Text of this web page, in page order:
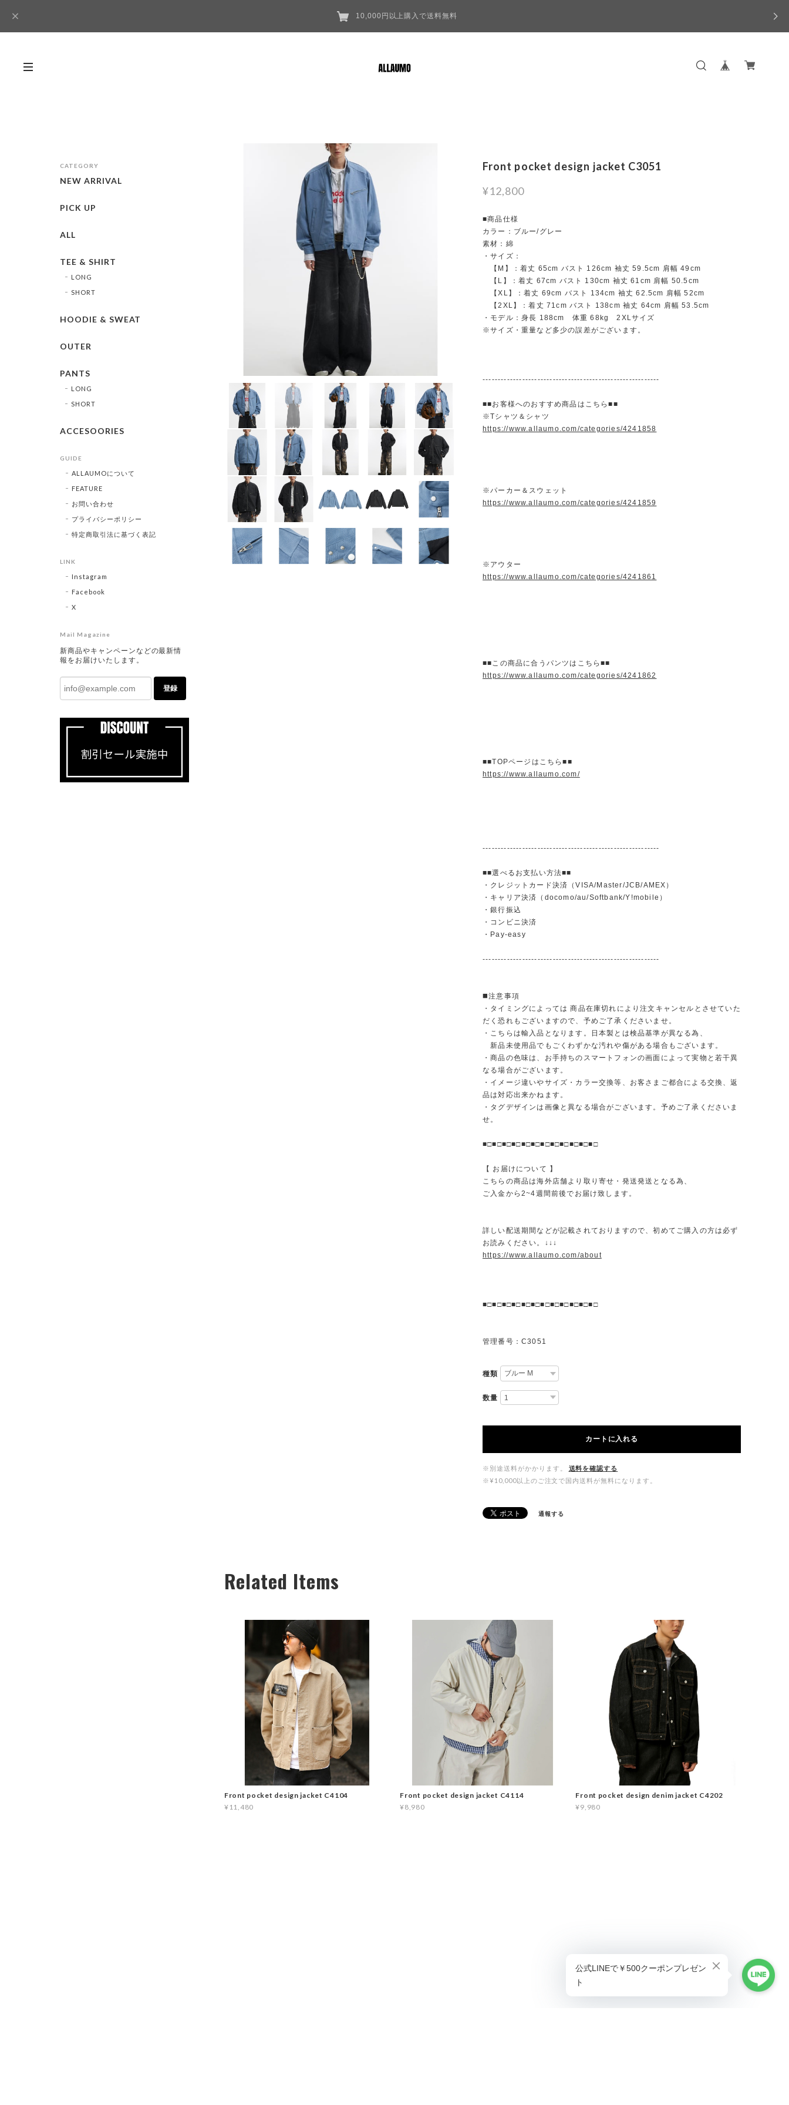
10,000円以上購入で送料無料
Front pocket design jacket C3051
¥12,800
■商品仕様
カラー：ブルー/グレー
素材：綿
・サイズ：
【M】：着丈 65cm バスト 126cm 袖丈 59.5cm 肩幅 49cm
【L】：着丈 67cm バスト 130cm 袖丈 61cm 肩幅 50.5cm
【XL】：着丈 69cm バスト 134cm 袖丈 62.5cm 肩幅 52cm
【2XL】：着丈 71cm バスト 138cm 袖丈 64cm 肩幅 53.5cm
・モデル：身長 188cm 体重 68kg 2XLサイズ
※サイズ・重量など多少の誤差がございます。
----------------------------------------------------------
■■お客様へのおすすめ商品はこちら■■
※Tシャツ＆シャツ
https://www.allaumo.com/categories/4241858
※パーカー＆スウェット
https://www.allaumo.com/categories/4241859
※アウター
https://www.allaumo.com/categories/4241861
■■この商品に合うパンツはこちら■■
https://www.allaumo.com/categories/4241862
■■TOPページはこちら■■
https://www.allaumo.com/
----------------------------------------------------------
■■選べるお支払い方法■■
・クレジットカード決済（VISA/Master/JCB/AMEX）
・キャリア決済（docomo/au/Softbank/Y!mobile）
・銀行振込
・コンビニ決済
・Pay-easy
----------------------------------------------------------
◼️注意事項
・タイミングによっては 商品在庫切れにより注文キャンセルとさせていた
だく恐れもございますので、予めご了承くださいませ。
・こちらは輸入品となります。日本製とは検品基準が異なる為、
新品未使用品でもごくわずかな汚れや傷がある場合もございます。
・商品の色味は、お手持ちのスマートフォンの画面によって実物と若干異
なる場合がございます。
・イメージ違いやサイズ・カラー交換等、お客さまご都合による交換、返
品は対応出来かねます。
・タグデザインは画像と異なる場合がございます。予めご了承くださいま
せ。
■□■□■□■□■□■□■□■□■□■□■□■□
【 お届けについて 】
こちらの商品は海外店舗より取り寄せ・発送発送となる為、
ご入金から2~4週間前後でお届け致します。
詳しい配送期間などが記載されておりますので、初めてご購入の方は必ず
お読みください。↓↓↓
https://www.allaumo.com/about
■□■□■□■□■□■□■□■□■□■□■□■□
管理番号：C3051
種類
数量
カートに入れる
※別途送料がかかります。
送料を確認する
※¥10,000以上のご注文で国内送料が無料になります。
通報する
Related Items
Front pocket design jacket C4104
¥11,480
Front pocket design jacket C4114
¥8,980
Front pocket design denim jacket C4202
¥9,980
CATEGORY
NEW ARRIVAL
PICK UP
ALL
TEE & SHIRT
LONG
SHORT
HOODIE & SWEAT
OUTER
PANTS
LONG
SHORT
ACCESOORIES
GUIDE
ALLAUMOについて
FEATURE
お問い合わせ
プライバシーポリシー
特定商取引法に基づく表記
LINK
Instagram
Facebook
X
Mail Magazine
新商品やキャンペーンなどの最新情
報をお届けいたします。
登録